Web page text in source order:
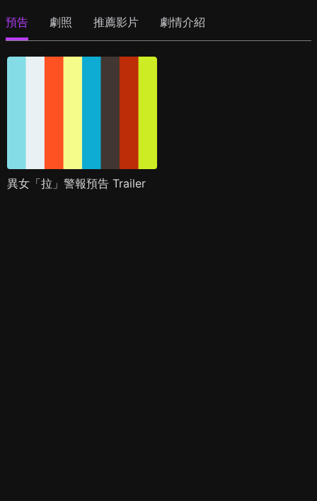
預告 劇照 推薦影片 劇情介紹
異女「拉」警報預告 Trailer